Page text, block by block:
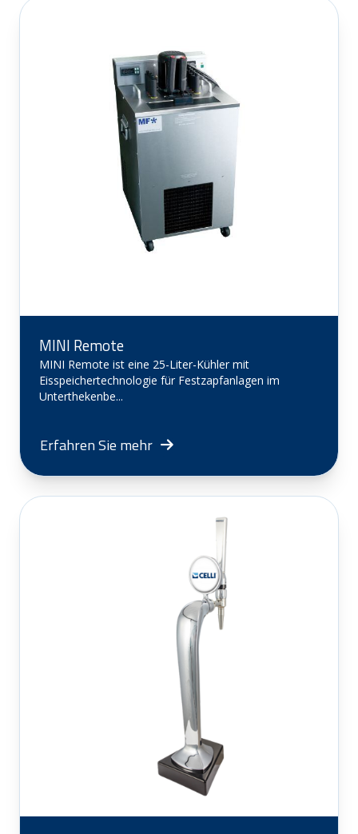
MINI Remote
MINI Remote ist eine 25-Liter-Kühler mit
Eisspeichertechnologie für Festzapfanlagen im
Unterthekenbe...
Erfahren Sie mehr